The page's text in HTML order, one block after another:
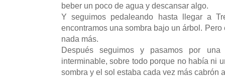
beber un poco de agua y descansar algo.
Y seguimos pedaleando hasta llegar a
encontramos una sombra bajo un árbol.
nada más.
Después seguimos y pasamos por
interminable, sobre todo porque no había ni
sombra y el sol estaba cada vez más cabrón